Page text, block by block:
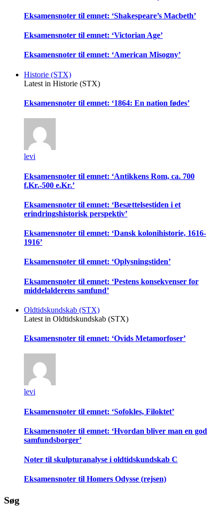
Eksamensnoter til emnet: ‘Shakespeare’s Macbeth’
Eksamensnoter til emnet: ‘Victorian Age’
Eksamensnoter til emnet: ‘American Misogny’
Historie (STX)
Latest in Historie (STX)
Eksamensnoter til emnet: ‘1864: En nation fødes’
levi
Eksamensnoter til emnet: ‘Antikkens Rom, ca. 700
f.Kr.-500 e.Kr.’
Eksamensnoter til emnet: ‘Besættelsestiden i et
erindringshistorisk perspektiv’
Eksamensnoter til emnet: ‘Dansk kolonihistorie, 1616-
1916’
Eksamensnoter til emnet: ‘Oplysningstiden’
Eksamensnoter til emnet: ‘Pestens konsekvenser for
middelalderens samfund’
Oldtidskundskab (STX)
Latest in Oldtidskundskab (STX)
Eksamensnoter til emnet: ‘Ovids Metamorfoser’
levi
Eksamensnoter til emnet: ‘Sofokles, Filoktet’
Eksamensnoter til emnet: ‘Hvordan bliver man en god
samfundsborger’
Noter til skulpturanalyse i oldtidskundskab C
Eksamensnoter til Homers Odysse (rejsen)
Søg